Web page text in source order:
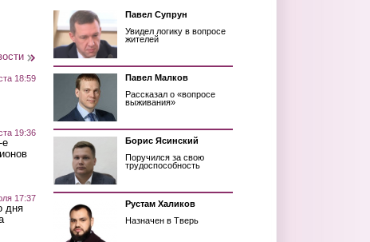
18:59
19:36
е
17:37
дня
Павел Супрун
Увидел логику в вопросе
жителей
Павел Малков
Рассказал о «вопросе
выживания»
Борис Ясинский
Поручился за свою
трудоспособность
Рустам Халиков
Назначен в Тверь